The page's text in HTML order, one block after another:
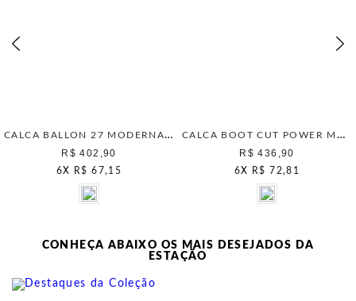
CALCA BALLON 27 MODERNA UNICA
R$ 402,90
6X R$ 67,15
CALCA BOOT CUT POWER MAIS GATA MARROM WOOD
R$ 436,90
6X R$ 72,81
CONHEÇA ABAIXO OS MAIS DESEJADOS DA
ESTAÇÃO